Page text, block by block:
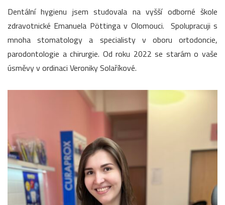
Dentální hygienu jsem studovala na vyšší odborné škole
zdravotnické Emanuela Pöttinga v Olomouci. Spolupracuji s
mnoha stomatology a specialisty v oboru ortodoncie,
parodontologie a chirurgie. Od roku 2022 se starám o vaše
úsměvy v ordinaci Veroniky Solaříkové.